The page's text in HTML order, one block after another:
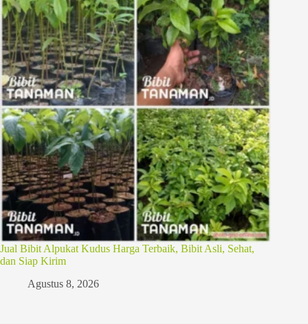
Jual Bibit Alpukat Kudus Harga Terbaik, Bibit Asli, Sehat,
dan Siap Kirim
Agustus 8, 2026